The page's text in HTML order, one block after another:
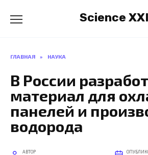
содержанию
Science XXI
ГЛАВНАЯ » НАУКА
В России
материал для
панелей и
водорода
АВТОР